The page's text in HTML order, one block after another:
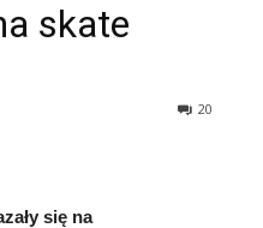
skate
20
się na